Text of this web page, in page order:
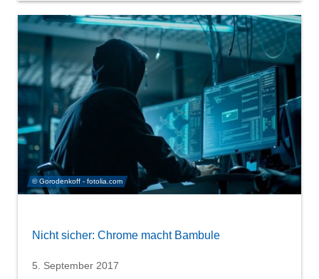
Nicht sicher: Chrome macht Bambule
5. September 2017
© Gorodenkoff - fotolia.com